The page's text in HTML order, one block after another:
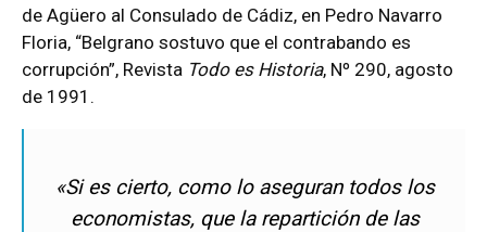
de Agüero al Consulado de Cádiz, en Pedro Navarro
Floria, “Belgrano sostuvo que el contrabando es
corrupción”, Revista Todo es Historia, Nº 290, agosto
de 1991.
«Si es cierto, como lo aseguran todos los
economistas, que la repartición de las